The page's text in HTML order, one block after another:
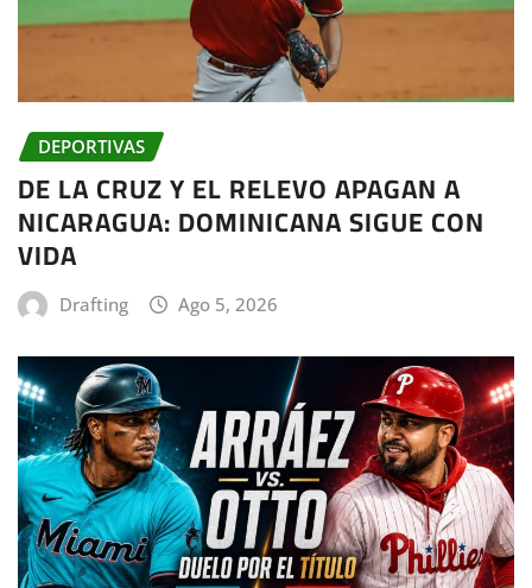
DEPORTIVAS
DE LA CRUZ Y EL RELEVO APAGAN A
NICARAGUA: DOMINICANA SIGUE CON
VIDA
Drafting Ago 5, 2026